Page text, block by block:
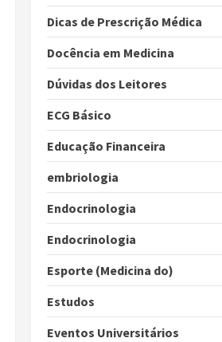
Dicas de Prescrição Médica
Docência em Medicina
Dúvidas dos Leitores
ECG Básico
Educação Financeira
embriologia
Endocrinologia
Endocrinologia
Esporte (Medicina do)
Estudos
Eventos Universitários